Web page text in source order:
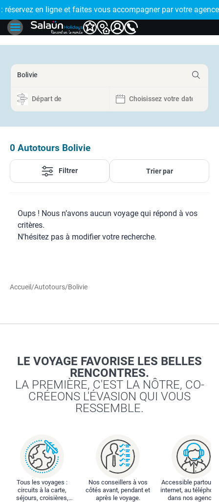
!
: réservez en ligne et faites vous accompagner par votre
🤩
0 Autotours Bolivie
Filtrer Trier par
Oups ! Nous n’avons aucun voyage qui répond à vos
critères.
N’hésitez pas à modifier votre recherche.
Accueil /Autotours/Bolivie
LE VOYAGE FAVORISE LES BELLES
RENCONTRES.
LA PREMIÈRE, C'EST LA NÔTRE, CO-
CRÉEONS L'ÉVASION QUI VOUS
RESSEMBLE.
Tous les voyages :
circuits à la carte,
séjours, croisières,
Nos conseillers à vos
côtés avant, pendant et
après le voyage.
Accessible partout :
internet, au
dans nos